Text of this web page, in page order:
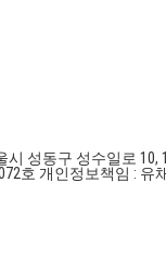
시 성동구 성수일로 10,
호 개인정보책임 : 유